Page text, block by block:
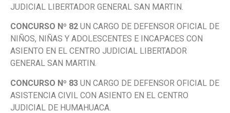
JUDICIAL LIBERTADOR GENERAL SAN MARTIN.
CONCURSO Nº 82 UN CARGO DE DEFENSOR OFICIAL DE
NIÑOS, NIÑAS Y ADOLESCENTES E INCAPACES CON
ASIENTO EN EL CENTRO JUDICIAL LIBERTADOR
GENERAL SAN MARTIN.
CONCURSO Nº 83 UN CARGO DE DEFENSOR OFICIAL DE
ASISTENCIA CIVIL CON ASIENTO EN EL CENTRO
JUDICIAL DE HUMAHUACA.